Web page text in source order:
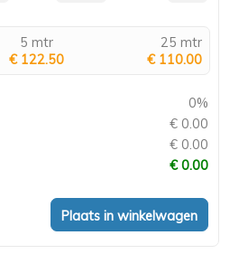
5 mtr
€ 122.50
25 mtr
€ 110.00
0%
€ 0.00
€ 0.00
€ 0.00